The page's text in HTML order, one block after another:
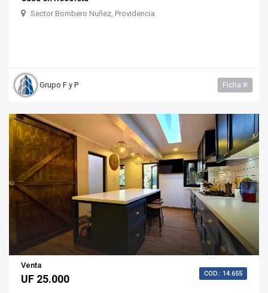
Sector Bombero Nuñez, Providencia
Grupo F y P Ficha
Venta
UF 25.000 COD.: 14.655